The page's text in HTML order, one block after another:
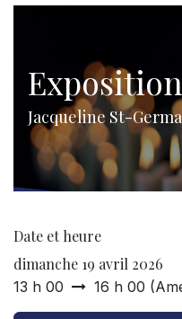
Exposition
Jacqueline St-
Date et heure
dimanche 19 avril 2026
13 h 00 16 h 00 (